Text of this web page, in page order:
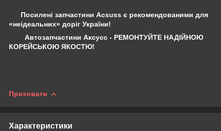
Посилені запчастини Acsuss є рекомендованими для
«неідеальних» доріг України!
Автозапчастини Аксусс - РЕМОНТУЙТЕ НАДІЙНОЮ
КОРЕЙСЬКОЮ ЯКОСТЮ!
Приховати
Характеристики